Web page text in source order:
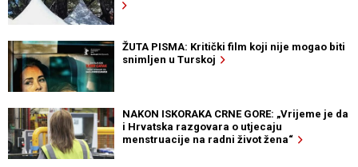
ŽUTA PISMA: Kritički film koji nije mogao biti
snimljen u Turskoj
NAKON ISKORAKA CRNE GORE: „Vrijeme je da
i Hrvatska razgovara o utjecaju
menstruacije na radni život žena“